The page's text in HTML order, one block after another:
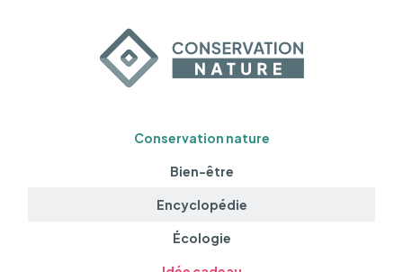
Conservation nature
Bien-être
Encyclopédie
Écologie